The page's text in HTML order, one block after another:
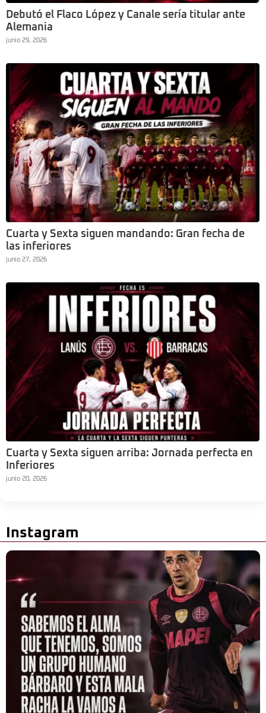
Debutó el Flaco López y Canale sería titular ante
Alemania
junio 29, 2026
Cuarta y Sexta siguen mandando: Gran fecha de
las inferiores
junio 27, 2026
Cuarta y Sexta siguen arriba: Jornada perfecta en
Inferiores
junio 20, 2026
Instagram